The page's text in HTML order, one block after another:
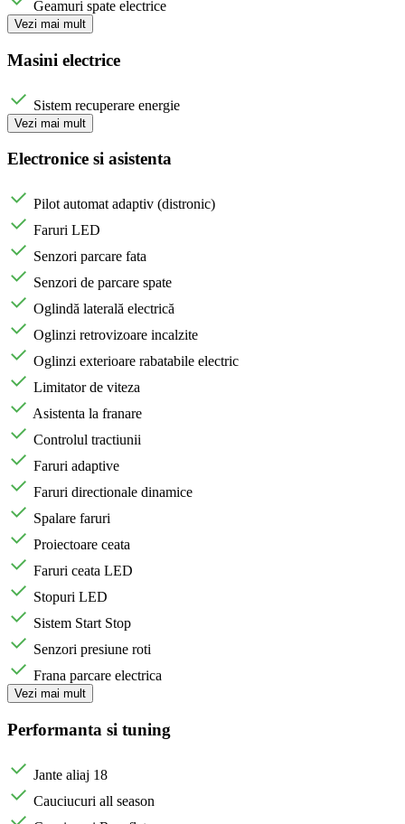
Geamuri spate electrice
Vezi mai mult
Masini electrice
Sistem recuperare energie
Vezi mai mult
Electronice si asistenta
Pilot automat adaptiv (distronic)
Faruri LED
Senzori parcare fata
Senzori de parcare spate
Oglindă laterală electrică
Oglinzi retrovizoare incalzite
Oglinzi exterioare rabatabile electric
Limitator de viteza
Asistenta la franare
Controlul tractiunii
Faruri adaptive
Faruri directionale dinamice
Spalare faruri
Proiectoare ceata
Faruri ceata LED
Stopuri LED
Sistem Start Stop
Senzori presiune roti
Frana parcare electrica
Vezi mai mult
Performanta si tuning
Jante aliaj 18
Cauciucuri all season